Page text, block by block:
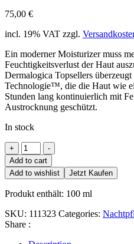
75,00 €
incl. 19% VAT zzgl.
Ein moderner Moisturizer muss
Feuchtigkeitsverlust der Haut
Dermalogica Topsellers
Technologie™, die die Haut wie
Stunden lang kontinuierlich mit
Austrocknung geschützt.
In stock
+
Skin
Smoothing
Cream
2.0
quantity
-
Add to cart
Add to wishlist
Jetzt Kaufen
Produkt enthält: 100 ml
SKU: 111323 Categories:
Share :